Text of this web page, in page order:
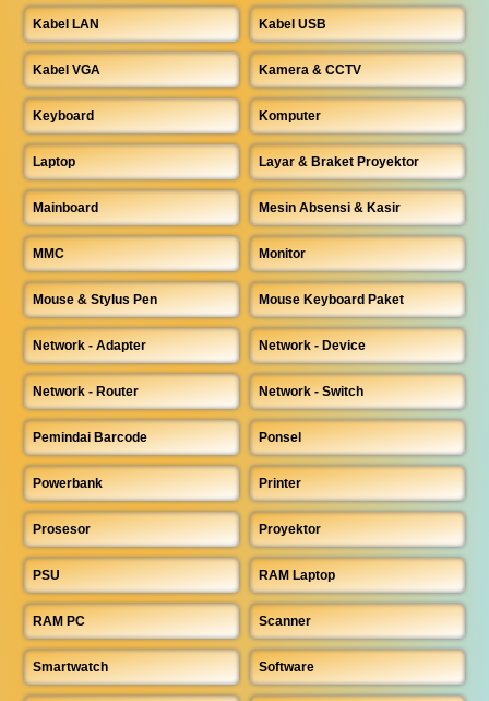
Kabel LAN Kabel USB
Kabel VGA Kamera & CCTV
Keyboard Komputer
Laptop Layar & Braket Proyektor
Mainboard Mesin Absensi & Kasir
MMC Monitor
Mouse & Stylus Pen Mouse Keyboard Paket
Network - Adapter Network - Device
Network - Router Network - Switch
Pemindai Barcode Ponsel
Powerbank Printer
Prosesor Proyektor
PSU RAM Laptop
RAM PC Scanner
Smartwatch Software